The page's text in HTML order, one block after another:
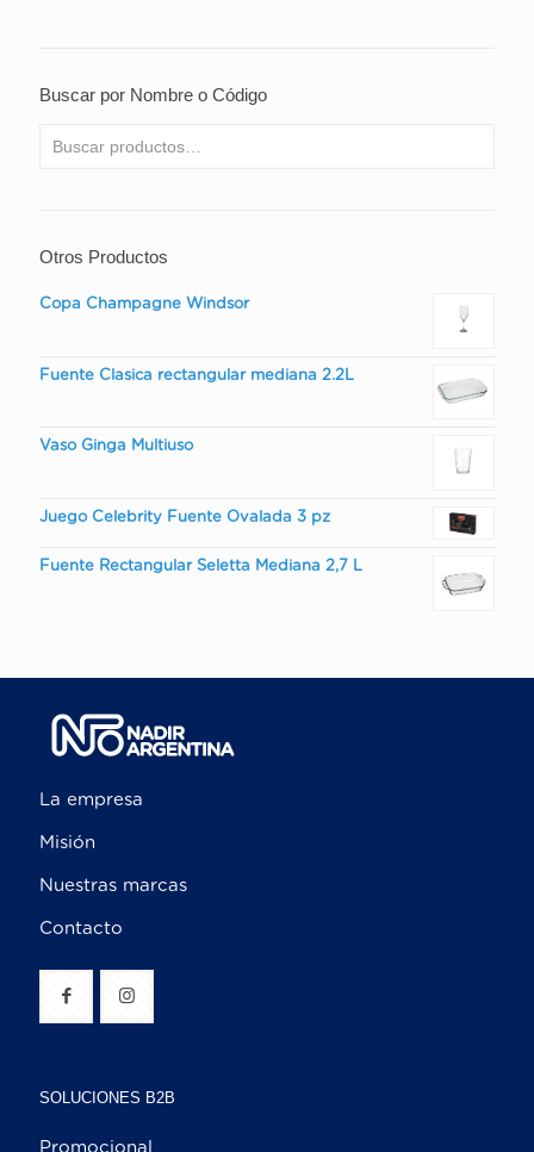
Buscar por Nombre o Código
Otros Productos
Copa Champagne Windsor
Fuente Clasica rectangular mediana 2.2L
Vaso Ginga Multiuso
Juego Celebrity Fuente Ovalada 3 pz
Fuente Rectangular Seletta Mediana 2,7 L
La empresa
Misión
Nuestras marcas
Contacto
SOLUCIONES B2B
Promocional